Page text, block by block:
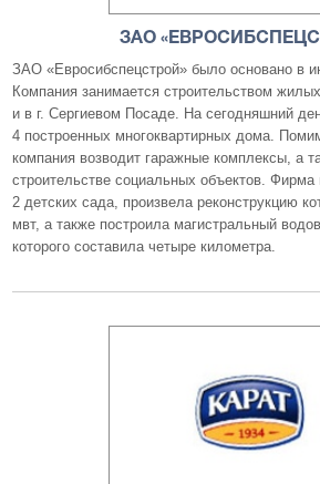
ЗАО
ЗАО «Евросибспецстрой» было основано в
Компания занимается строительством
и в г. Сергиевом Посаде. На сегодняшний
4 построенных многоквартирных дома.
компания возводит гаражные комплексы, а
строительстве социальных объектов. Фирма
2 детских сада, произвела реконструкцию
мвт, а также построила магистральный
которого составила четыре километра.